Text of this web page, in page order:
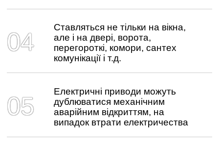
Ставляться не тільки на вікна,
але і на двері, ворота,
перегороткі, комори, сантех
комунікації і т.д.
Електричні приводи можуть
дублюватися механічним
аварійним відкриттям, на
випадок втрати електричества